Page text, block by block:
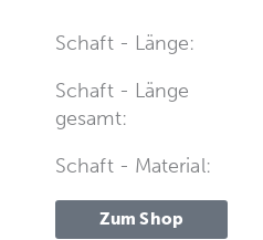
Schaft - Länge:
Schaft - Länge
gesamt:
Schaft - Material:
Zum Shop